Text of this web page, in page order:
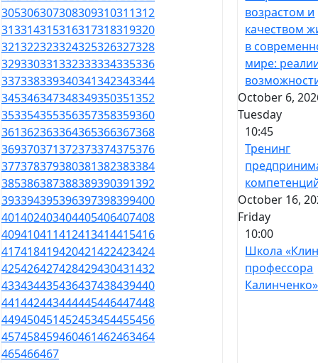
305306307308309310311312
313314315316317318319320
321322323324325326327328
329330331332333334335336
337338339340341342343344
345346347348349350351352
353354355356357358359360
361362363364365366367368
369370371372373374375376
377378379380381382383384
385386387388389390391392
393394395396397398399400
401402403404405406407408
409410411412413414415416
417418419420421422423424
425426427428429430431432
433434435436437438439440
441442443444445446447448
449450451452453454455456
457458459460461462463464
465466467
возрастом и
качеством
в
мире:
October 6,
Tuesday
10:45
Тренинг
October 16,
Friday
10:00
Школа
профессора
Калинченко»